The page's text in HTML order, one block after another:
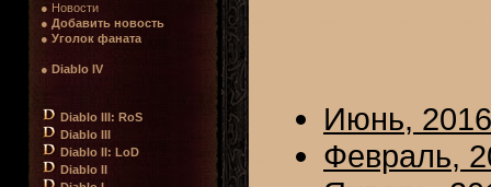
● Новости
● Добавить новость
● Уголок фаната
● Diablo IV
Diablo III: RoS
Diablo III
Diablo II: LoD
Diablo II
Июнь, 2016
Февраль,